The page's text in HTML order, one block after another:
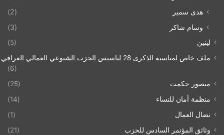
هدى سمير
(2)
وسام شاكر
(3)
لينين
(5)
ملف خاص لمناسبة الذكرى 28 لتاسيس الحزب الشيوعي العمالي العراقي 1993/07/21
(6)
منصور حكمت
(25)
منظمة أمان للنساء
(14)
نضال العمال
(1)
وثائق المؤتمر السادس للحزب
(21)